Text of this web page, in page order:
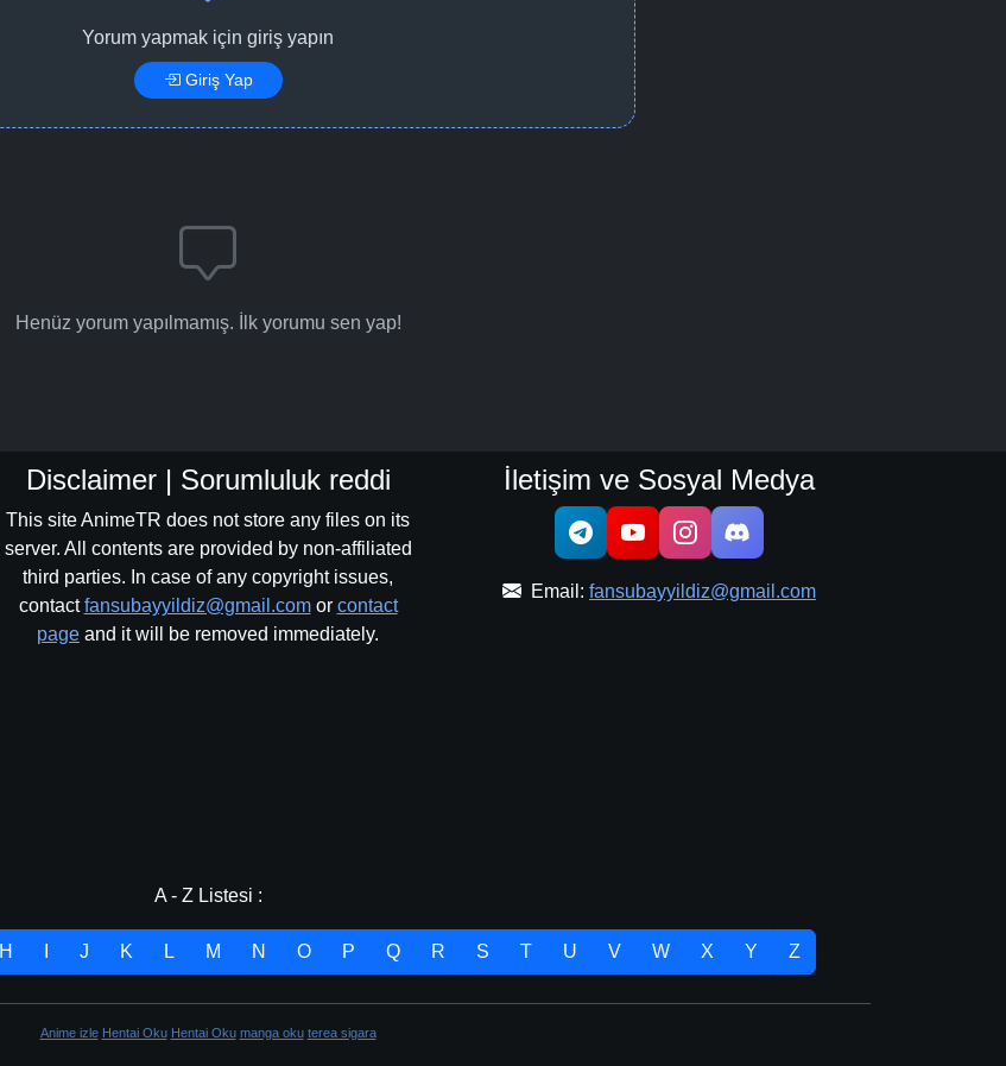
Yorum yapmak için giriş yapın
Giriş Yap
Henüz yorum yapılmamış. İlk yorumu sen yap!
Disclaimer | Sorumluluk reddi
This site AnimeTR does not store any files on its
server. All contents are provided by non-affiliated
third parties. In case of any copyright issues,
contactfansubayyildiz@gmail.comor contact
page and it will be removed immediately.
İletişim ve Sosyal Medya
Email: fansubayyildiz@gmail.com
A - Z Listesi :
H J K L M N O P Q R S T U V W X Y Z
Anime izle Hentai Oku Hentai Oku manga oku terea sigara